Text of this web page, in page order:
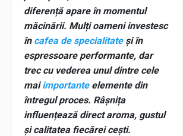
diferență apare în momentul
măcinării. Mulți oameni investesc
în cafea de specialitateși în
espressoare performante, dar
trec cu vederea unul dintre cele
maiimportanteelemente din
întregul proces. Râșnița
influențează direct aroma, gustul
și calitatea fiecărei cești.